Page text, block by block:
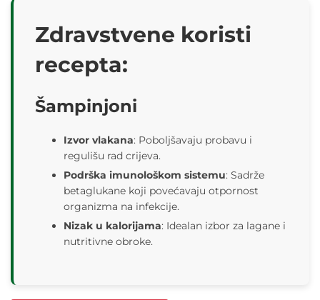
Zdravstvene koristi
recepta:
Šampinjoni
Izvor vlakana: Poboljšavaju probavu i
regulišu rad crijeva.
Podrška imunološkom sistemu: Sadrže
betaglukane koji povećavaju otpornost
organizma na infekcije.
Nizak u kalorijama: Idealan izbor za lagane i
nutritivne obroke.